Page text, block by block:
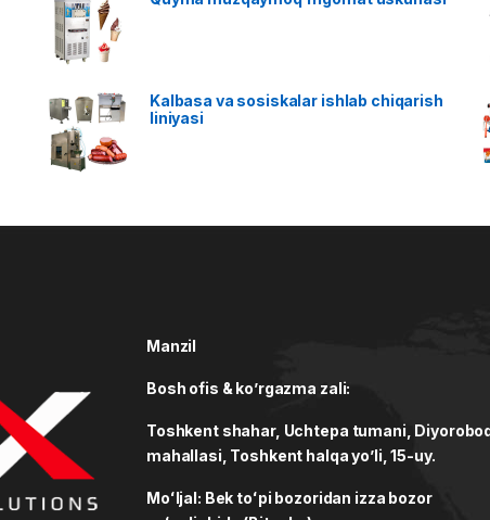
Kalbasa va sosiskalar ishlab chiqarish
liniyasi
Manzil
Bosh ofis & ko’rgazma zali:
Toshkent shahar, Uchtepa tumani,
mahallasi, Toshkent halqa yo’li, 15-uy.
Moʻljal: Bek toʻpi bozoridan izza bozor